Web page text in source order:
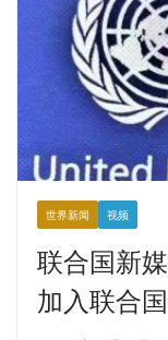
世界新闻 视频
联合国新
加入联合